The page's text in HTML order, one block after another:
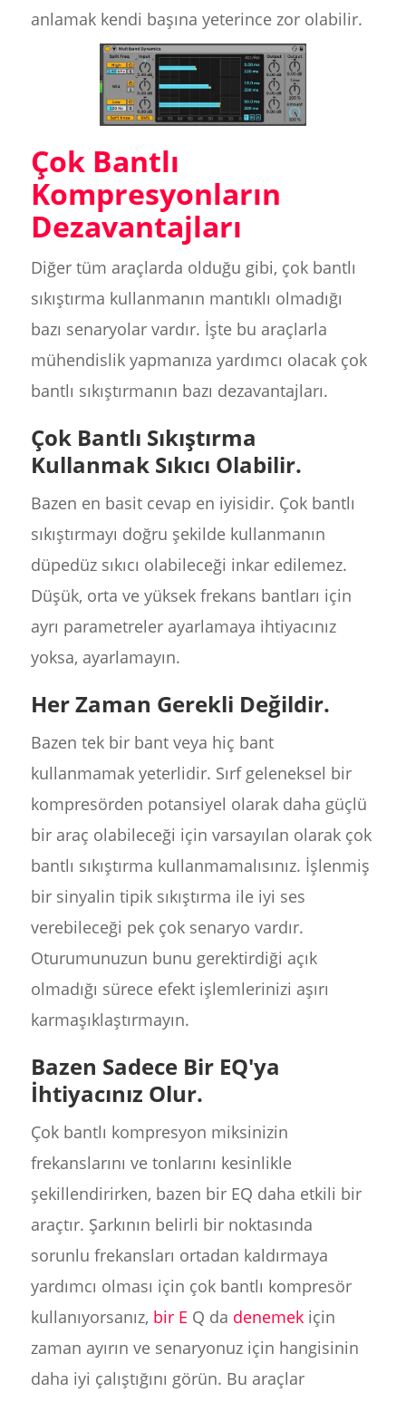
anlamak kendi başına yeterince zor olabilir.
Çok Bantlı
Kompresyonların
Dezavantajları
Diğer tüm araçlarda olduğu gibi, çok bantlı
sıkıştırma kullanmanın mantıklı olmadığı
bazı senaryolar vardır. İşte bu araçlarla
mühendislik yapmanıza yardımcı olacak çok
bantlı sıkıştırmanın bazı dezavantajları.
Çok Bantlı Sıkıştırma
Kullanmak Sıkıcı Olabilir.
Bazen en basit cevap en iyisidir. Çok bantlı
sıkıştırmayı doğru şekilde kullanmanın
düpedüz sıkıcı olabileceği inkar edilemez.
Düşük, orta ve yüksek frekans bantları için
ayrı parametreler ayarlamaya ihtiyacınız
yoksa, ayarlamayın.
Her Zaman Gerekli Değildir.
Bazen tek bir bant veya hiç bant
kullanmamak yeterlidir. Sırf geleneksel bir
kompresörden potansiyel olarak daha güçlü
bir araç olabileceği için varsayılan olarak çok
bantlı sıkıştırma kullanmamalısınız. İşlenmiş
bir sinyalin tipik sıkıştırma ile iyi ses
verebileceği pek çok senaryo vardır.
Oturumunuzun bunu gerektirdiği açık
olmadığı sürece efekt işlemlerinizi aşırı
karmaşıklaştırmayın.
Bazen Sadece Bir EQ'ya
İhtiyacınız Olur.
Çok bantlı kompresyon miksinizin
frekanslarını ve tonlarını kesinlikle
şekillendirirken, bazen bir EQ daha etkili bir
araçtır. Şarkının belirli bir noktasında
sorunlu frekansları ortadan kaldırmaya
yardımcı olması için çok bantlı kompresör
kullanıyorsanız, bir E Q da denemekiçin
zaman ayırın ve senaryonuz için hangisinin
daha iyi çalıştığını görün. Bu araçlar